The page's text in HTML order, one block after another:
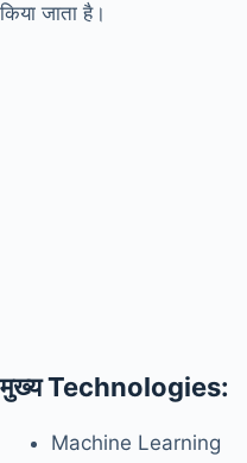
किया जाता है।
मुख्य Technologies:
Machine Learning